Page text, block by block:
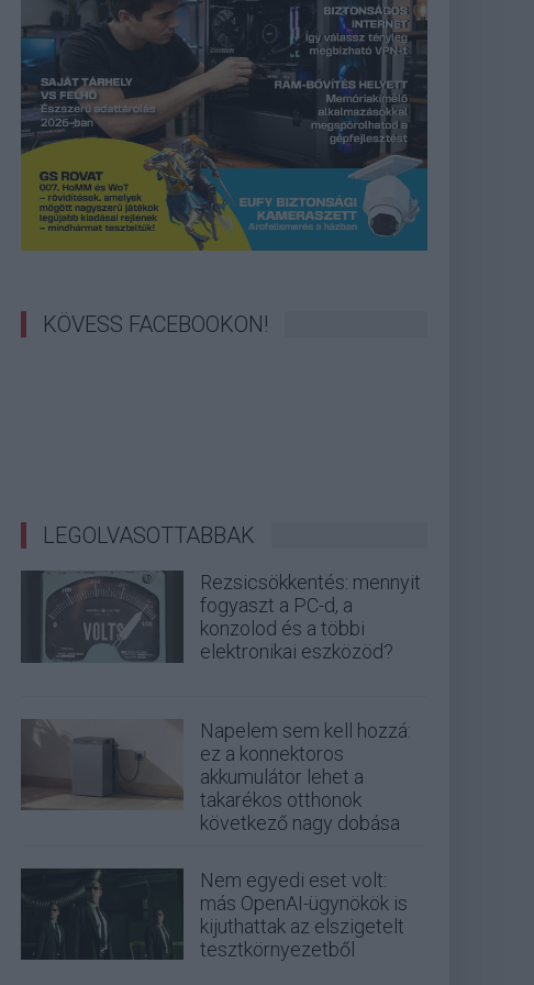
KÖVESS FACEBOOKON!
LEGOLVASOTTABBAK
Rezsicsökkentés: mennyit
fogyaszt a PC-d, a
konzolod és a többi
elektronikai eszközöd?
Napelem sem kell hozzá:
ez a konnektoros
akkumulátor lehet a
takarékos otthonok
következő nagy dobása
Nem egyedi eset volt:
más OpenAI-ügynökök is
kijuthattak az elszigetelt
tesztkörnyezetből